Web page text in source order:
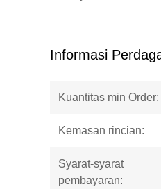
Informasi
Kuantitas min Order:
Kemasan rincian:
Syarat-syarat
pembayaran: